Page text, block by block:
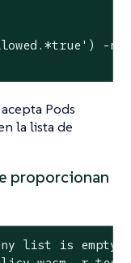
) -ne
Pods
la lista de
proporcionan
list is empty"